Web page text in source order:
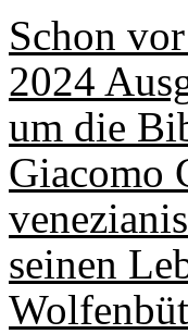
Schon
2024
um die
Giacomo
seinen